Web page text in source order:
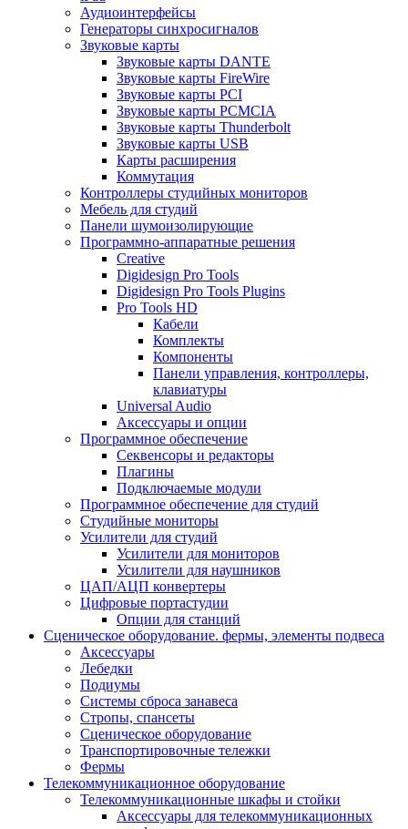
Аудиоинтерфейсы
Генераторы синхросигналов
Звуковые карты
Звуковые карты DANTE
Звуковые карты FireWire
Звуковые карты PCI
Звуковые карты PCMCIA
Звуковые карты Thunderbolt
Звуковые карты USB
Карты расширения
Коммутация
Контроллеры студийных мониторов
Мебель для студий
Панели шумоизолирующие
Программно-аппаратные решения
Creative
Digidesign Pro Tools
Digidesign Pro Tools Plugins
Pro Tools HD
Кабели
Комплекты
Компоненты
Панели управления, контроллеры,
клавиатуры
Universal Audio
Аксессуары и опции
Программное обеспечение
Cеквенсоры и редакторы
Плагины
Подключаемые модули
Программное обеспечение для студий
Студийные мониторы
Усилители для студий
Усилители для мониторов
Усилители для наушников
ЦАП/АЦП конвертеры
Цифровые портастудии
Опции для станций
Сценическое оборудование. фермы, элементы подвеса
Аксессуары
Лебедки
Подиумы
Системы сброса занавеса
Стропы, спансеты
Сценическое оборудование
Транспортировочные тележки
Фермы
Телекоммуникационное оборудование
Телекоммуникационные шкафы и стойки
Аксессуары для телекоммуникационных